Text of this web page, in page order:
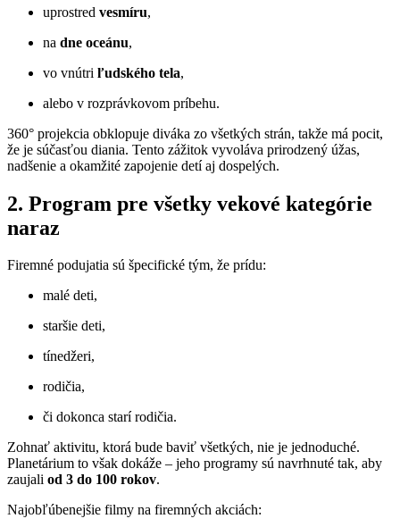
uprostred vesmíru,
na dne oceánu,
vo vnútri ľudského tela,
alebo v rozprávkovom príbehu.
360° projekcia obklopuje diváka zo všetkých strán, takže má pocit,
že je súčasťou diania. Tento zážitok vyvoláva prirodzený úžas,
nadšenie a okamžité zapojenie detí aj dospelých.
2. Program pre všetky vekové kategórie
naraz
Firemné podujatia sú špecifické tým, že prídu:
malé deti,
staršie deti,
tínedžeri,
rodičia,
či dokonca starí rodičia.
Zohnať aktivitu, ktorá bude baviť všetkých, nie je jednoduché.
Planetárium to však dokáže – jeho programy sú navrhnuté tak, aby
zaujali od 3 do 100 rokov.
Najobľúbenejšie filmy na firemných akciách: